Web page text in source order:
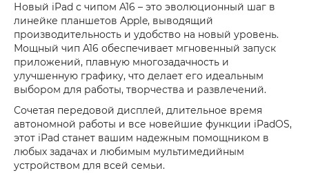
Новый iPad с чипом A16 – это эволюционный шаг в
линейке планшетов Apple, выводящий
производительность и удобство на новый уровень.
Мощный чип A16 обеспечивает мгновенный запуск
приложений, плавную многозадачность и
улучшенную графику, что делает его идеальным
выбором для работы, творчества и развлечений.
Сочетая передовой дисплей, длительное время
автономной работы и все новейшие функции iPadOS,
этот iPad станет вашим надежным помощником в
любых задачах и любимым мультимедийным
устройством для всей семьи.